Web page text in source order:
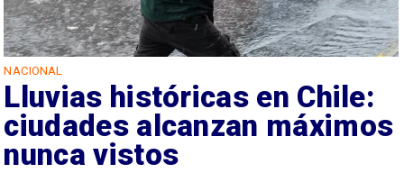
NACIONAL
Lluvias históricas en Chile:
ciudades alcanzan máximos
nunca vistos